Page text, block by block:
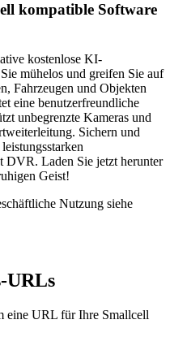
kompatible Software
kostenlose KI-
mühelos und greifen Sie auf
Fahrzeugen und Objekten
eine benutzerfreundliche
unbegrenzte Kameras und
Sichern und
DVR. Laden Sie jetzt herunter
Geist!
Nutzung siehe
URLs
eine URL für Ihre Smallcell